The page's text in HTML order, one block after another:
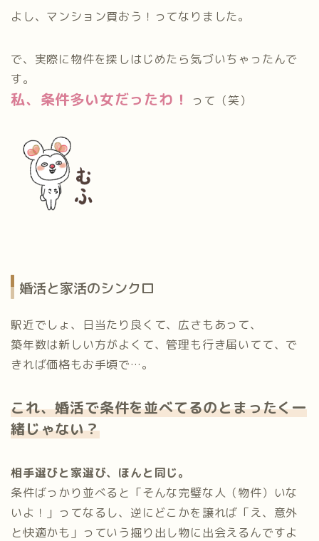
よし、マンション買おう！ってなりました。
で、実際に物件を探しはじめたら気づいちゃったんで
す。
私、条件多い女だったわ！ って（笑）
婚活と家活のシンクロ
駅近でしょ、日当たり良くて、広さもあって、
築年数は新しい方がよくて、管理も行き届いてて、で
きれば価格もお手頃で…。
これ、婚活で条件を並べてるのとまったく一
緒じゃない？
相手選びと家選び、ほんと同じ。
条件ばっかり並べると「そんな完璧な人（物件）いな
いよ！」ってなるし、逆にどこかを譲れば「え、意外
と快適かも」っていう掘り出し物に出会えるんですよ